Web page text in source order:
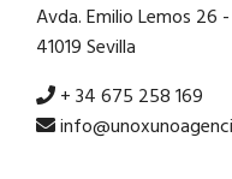
Avda. Emilio Lemos 26 -
41019 Sevilla
+ 34 675 258 169